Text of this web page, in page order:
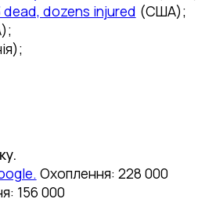
dead, dozens injured (США);
Охоплення: 228 000
156 000